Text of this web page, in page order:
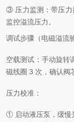
③ 压力监测：带压力
监控溢流压力。
调试步骤（电磁溢流
空载测试：手动旋转
磁线圈 3 次，确认阀
压力校准：
① 启动液压泵，缓慢